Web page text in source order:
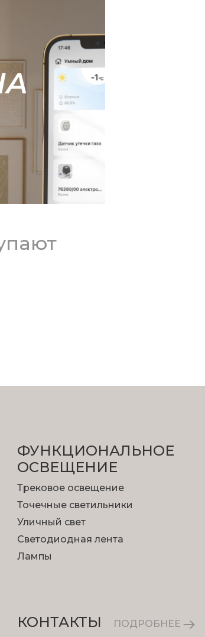
ФУНКЦИОНА­ЛЬНОЕ
ОСВЕЩЕНИЕ
Трековое освещение
Точечные светильники
Уличный свет
Светодиодная лента
Лампы
КОНТАКТЫ ПОДРОБНЕЕ